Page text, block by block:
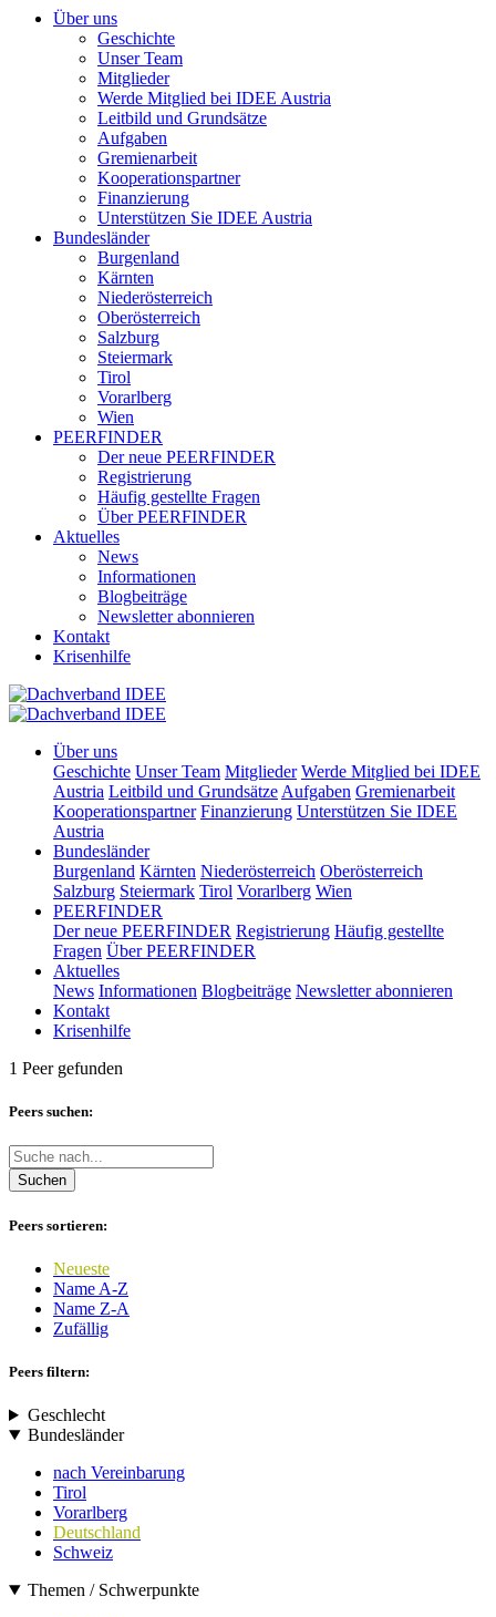
Über uns
Geschichte
Unser Team
Mitglieder
Werde Mitglied bei IDEE Austria
Leitbild und Grundsätze
Aufgaben
Gremienarbeit
Kooperationspartner
Finanzierung
Unterstützen Sie IDEE Austria
Bundesländer
Burgenland
Kärnten
Niederösterreich
Oberösterreich
Salzburg
Steiermark
Tirol
Vorarlberg
Wien
PEERFINDER
Der neue PEERFINDER
Registrierung
Häufig gestellte Fragen
Über PEERFINDER
Aktuelles
News
Informationen
Blogbeiträge
Newsletter abonnieren
Kontakt
Krisenhilfe
Über uns
Geschichte Unser Team Mitglieder Werde Mitglied bei IDEE
Austria Leitbild und Grundsätze Aufgaben Gremienarbeit
Kooperationspartner Finanzierung Unterstützen Sie IDEE
Austria
Bundesländer
Burgenland Kärnten Niederösterreich Oberösterreich
Salzburg Steiermark Tirol Vorarlberg Wien
PEERFINDER
Der neue PEERFINDER Registrierung Häufig gestellte
Fragen Über PEERFINDER
Aktuelles
News Informationen Blogbeiträge Newsletter abonnieren
Kontakt
Krisenhilfe
1 Peer gefunden
Peers suchen:
Suchen
Peers sortieren:
Neueste
Name A-Z
Name Z-A
Zufällig
Peers filtern:
Geschlecht
Bundesländer
nach Vereinbarung
Tirol
Vorarlberg
Deutschland
Schweiz
Themen / Schwerpunkte